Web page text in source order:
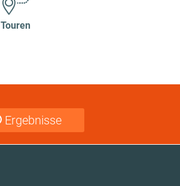
Touren
Ergebnisse